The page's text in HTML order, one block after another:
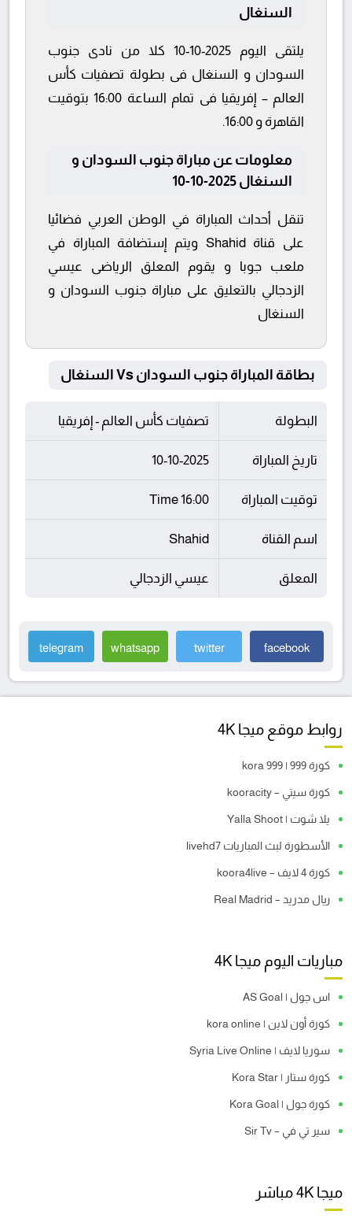
السنغال
يلتقى اليوم 2025-10-10 كلا من نادى جنوب
السودان و السنغال فى بطولة تصفيات كأس
العالم – إفريقيا فى تمام الساعة 16:00 بتوقيت
القاهرة و 16:00.
معلومات عن مباراة جنوب السودان و
السنغال 2025-10-10
تنقل أحداث المباراة في الوطن العربي فضائيا
على قناة Shahid ويتم إستضافة المباراة في
ملعب جوبا و يقوم المعلق الرياضى عيسي
الزدجالي بالتعليق على مباراة جنوب السودان و
السنغال
بطاقة المباراة جنوب السودان Vs السنغال
البطولة تصفيات كأس العالم - إفريقيا
تاريخ المباراة 10-10-2025
توقيت المباراة 16:00 Time
اسم القناة Shahid
المعلق عيسي الزدجالي
facebook
twitter
whatsapp
telegram
روابط موقع ميجا 4K
كورة 999 | kora 999
كورة سيتي – kooracity
يلا شوت | Yalla Shoot
الأسطورة لبث المباريات livehd7
كورة 4 لايف – koora4live
ريال مدريد – Real Madrid
مباريات اليوم ميجا 4K
اس جول | AS Goal
كورة أون لاين | kora online
سوريا لايف | Syria Live Online
كورة ستار | Kora Star
كورة جول | Kora Goal
سير تي في – Sir Tv
ميجا 4K مباشر